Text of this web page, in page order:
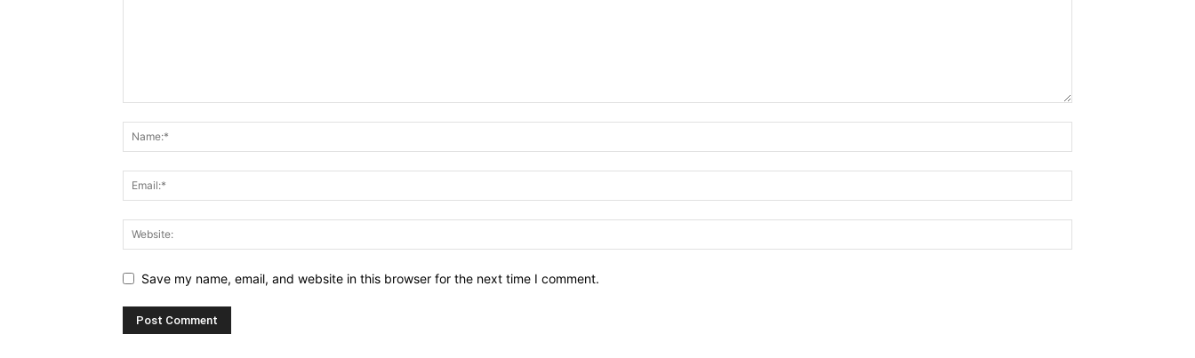
Save my name, email, and website in this browser for the next time I comment.